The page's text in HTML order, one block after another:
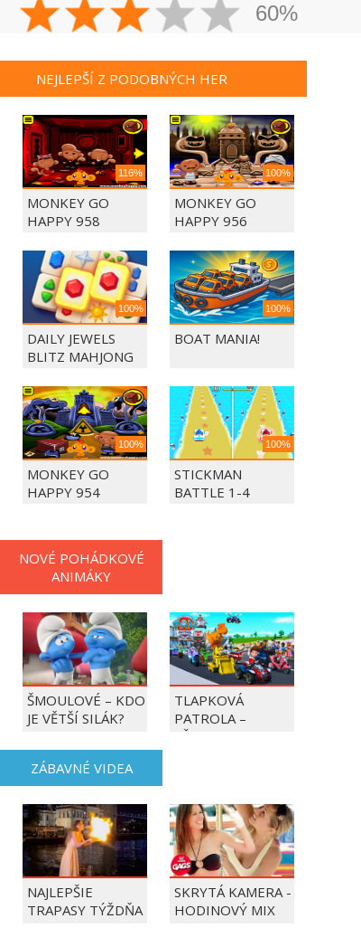
60%
NEJLEPŠÍ Z PODOBNÝCH HER
116%
MONKEY GO
HAPPY 958
100%
MONKEY GO
HAPPY 956
100%
DAILY JEWELS
BLITZ MAHJONG
100%
BOAT MANIA!
100%
MONKEY GO
HAPPY 954
100%
STICKMAN
BATTLE 1-4
NOVÉ POHÁDKOVÉ
ANIMÁKY
ŠMOULOVÉ – KDO
JE VĚTŠÍ SILÁK?
TLAPKOVÁ
PATROLA –
VŠECHNY TLAPKY
ZÁBAVNÉ VIDEA
NAJLEPŠIE
TRAPASY TÝŽDŇA
SKRYTÁ KAMERA -
HODINOVÝ MIX